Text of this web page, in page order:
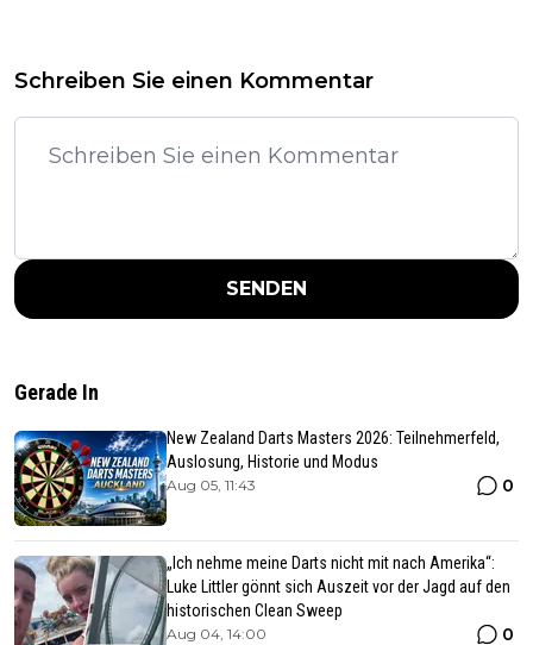
Schreiben Sie einen Kommentar
SENDEN
Gerade In
New Zealand Darts Masters 2026: Teilnehmerfeld,
Auslosung, Historie und Modus
Aug 05, 11:43 0
„Ich nehme meine Darts nicht mit nach Amerika“:
Luke Littler gönnt sich Auszeit vor der Jagd auf den
historischen Clean Sweep
Aug 04, 14:00 0